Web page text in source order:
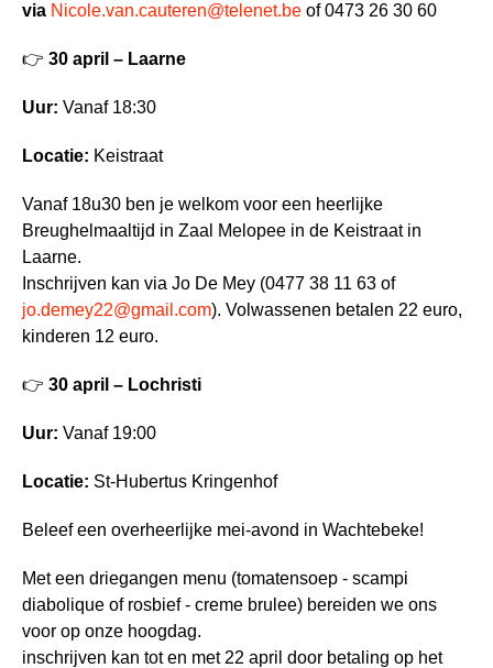
via Nicole.van.cauteren@telenet.be of 0473 26 30 60
👉 30 april – Laarne
Uur: Vanaf 18:30
Locatie: Keistraat
Vanaf 18u30 ben je welkom voor een heerlijke
Breughelmaaltijd in Zaal Melopee in de Keistraat in
Laarne.
Inschrijven kan via Jo De Mey (0477 38 11 63 of
jo.demey22@gmail.com). Volwassenen betalen 22 euro,
kinderen 12 euro.
👉 30 april – Lochristi
Uur: Vanaf 19:00
Locatie: St-Hubertus Kringenhof
Beleef een overheerlijke mei-avond in Wachtebeke!
Met een driegangen menu (tomatensoep - scampi
diabolique of rosbief - creme brulee) bereiden we ons
voor op onze hoogdag.
inschrijven kan tot en met 22 april door betaling op het